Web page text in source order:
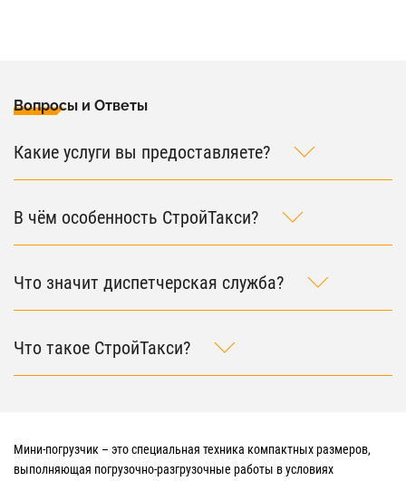
Вопросы и Ответы
Какие услуги вы предоставляете?
В чём особенность СтройТакси?
Что значит диспетчерская служба?
Что такое СтройТакси?
Мини-погрузчик – это специальная техника компактных размеров,
выполняющая погрузочно-разгрузочные работы в условиях